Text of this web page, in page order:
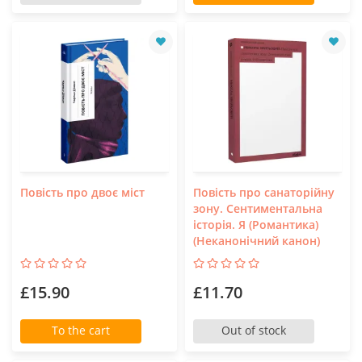
Повість про двоє міст
£15.90
To the cart
Повість про санаторійну
зону. Сентиментальна
історія. Я (Романтика)
(Неканонічний канон)
£11.70
Out of stock